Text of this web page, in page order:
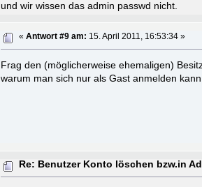
und wir wissen das admin passwd nicht.
«Antwort #9 am: 15. April 2011, 16:53:34 »
Frag den (möglicherweise ehemaligen)
warum man sich nur als Gast anmelden
Re: Benutzer Konto löschen bzw.in